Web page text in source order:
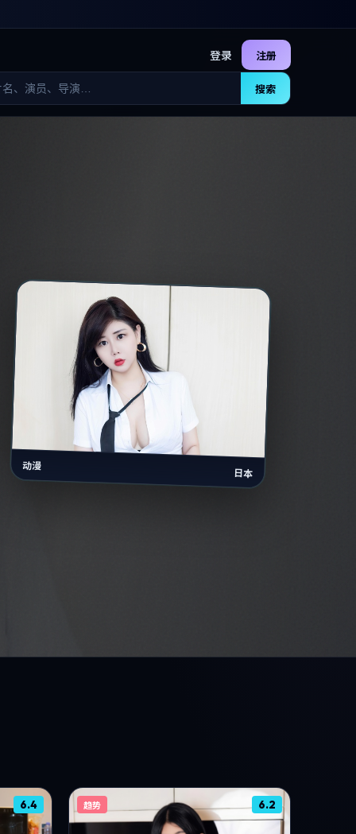
登录 注册
搜索
动漫
日本
6.4 趋势 6.2